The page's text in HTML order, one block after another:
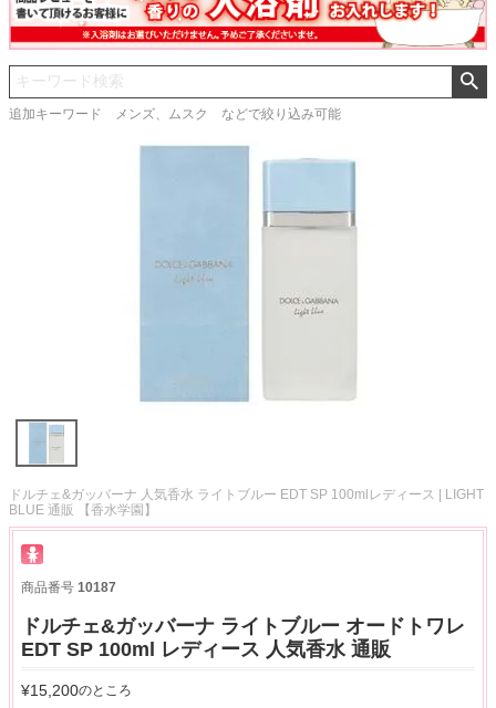
追加キーワード メンズ、ムスク などで絞り込み可能
ドルチェ&ガッバーナ 人気香水 ライトブルー EDT SP 100mlレディース | LIGHT
BLUE 通販 【香水学園】
商品番号 10187
ドルチェ&ガッバーナ ライトブルー オードトワレ
EDT SP 100ml レディース 人気香水 通販
¥15,200のところ